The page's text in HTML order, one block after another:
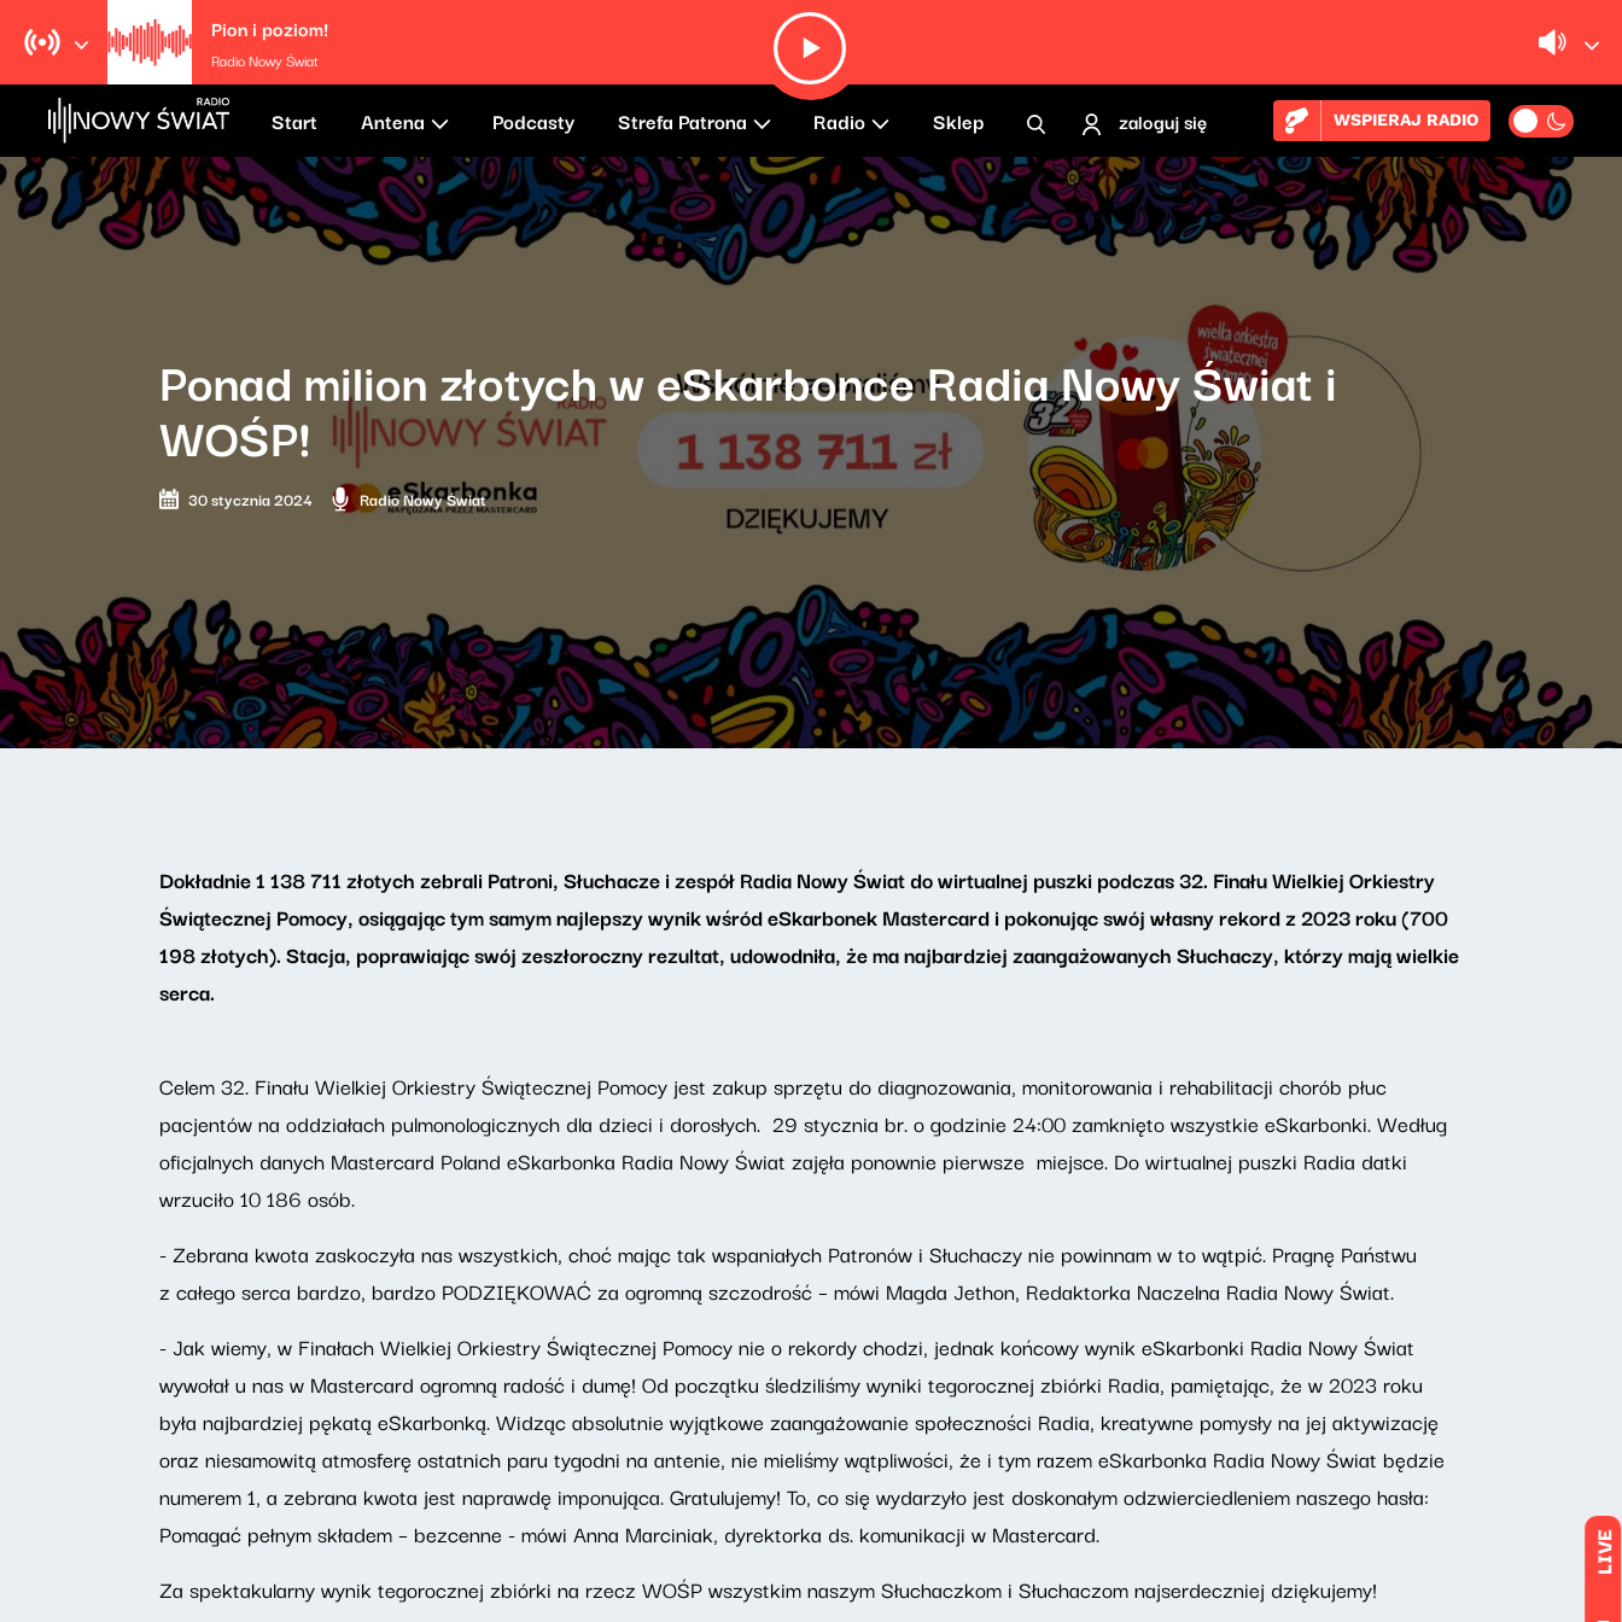
Pion i poziom!
Radio Nowy Świat
Start Antena Podcasty Strefa Patrona Radio Sklep zaloguj się WSPIERAJ RADIO
LIVE
Ponad milion złotych w eSkarbonce Radia Nowy Świat i
WOŚP!
30 stycznia 2024 Radio Nowy Świat
Dokładnie 1 138 711 złotych zebrali Patroni, Słuchacze i zespół Radia Nowy Świat do wirtualnej puszki podczas 32. Finału Wielkiej Orkiestry
Świątecznej Pomocy, osiągając tym samym najlepszy wynik wśród eSkarbonek Mastercard i pokonując swój własny rekord z 2023 roku (700
198 złotych). Stacja, poprawiając swój zeszłoroczny rezultat, udowodniła, że ma najbardziej zaangażowanych Słuchaczy, którzy mają wielkie
serca.
Celem 32. Finału Wielkiej Orkiestry Świątecznej Pomocy jest zakup sprzętu do diagnozowania, monitorowania i rehabilitacji chorób płuc
pacjentów na oddziałach pulmonologicznych dla dzieci i dorosłych. 29 stycznia br. o godzinie 24:00 zamknięto wszystkie eSkarbonki. Według
oficjalnych danych Mastercard Poland eSkarbonka Radia Nowy Świat zajęła ponownie pierwsze miejsce. Do wirtualnej puszki Radia datki
wrzuciło 10 186 osób.
- Zebrana kwota zaskoczyła nas wszystkich, choć mając tak wspaniałych Patronów i Słuchaczy nie powinnam w to wątpić. Pragnę Państwu
z całego serca bardzo, bardzo PODZIĘKOWAĆ za ogromną szczodrość – mówi Magda Jethon, Redaktorka Naczelna Radia Nowy Świat.
- Jak wiemy, w Finałach Wielkiej Orkiestry Świątecznej Pomocy nie o rekordy chodzi, jednak końcowy wynik eSkarbonki Radia Nowy Świat
wywołał u nas w Mastercard ogromną radość i dumę! Od początku śledziliśmy wyniki tegorocznej zbiórki Radia, pamiętając, że w 2023 roku
była najbardziej pękatą eSkarbonką. Widząc absolutnie wyjątkowe zaangażowanie społeczności Radia, kreatywne pomysły na jej aktywizację
oraz niesamowitą atmosferę ostatnich paru tygodni na antenie, nie mieliśmy wątpliwości, że i tym razem eSkarbonka Radia Nowy Świat będzie
numerem 1, a zebrana kwota jest naprawdę imponująca. Gratulujemy! To, co się wydarzyło jest doskonałym odzwierciedleniem naszego hasła:
Pomagać pełnym składem – bezcenne - mówi Anna Marciniak, dyrektorka ds. komunikacji w Mastercard.
Za spektakularny wynik tegorocznej zbiórki na rzecz WOŚP wszystkim naszym Słuchaczkom i Słuchaczom najserdeczniej dziękujemy!